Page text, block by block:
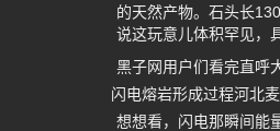
的天然产物。石头长
说这玩意儿体积罕见，
黑子网用户们看完直呼
闪电熔岩形成过程河北
想想看，闪电那瞬间能